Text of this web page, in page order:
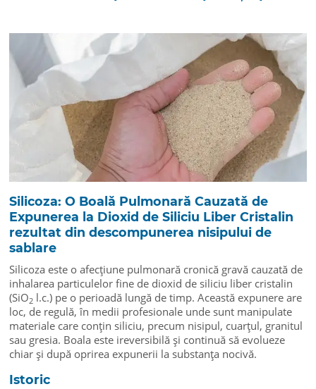
Silicoza: O Boală Pulmonară Cauzată de
Expunerea la Dioxid de Siliciu Liber Cristalin
rezultat din descompunerea nisipului de
sablare
Silicoza este o afecțiune pulmonară cronică gravă cauzată de
inhalarea particulelor fine de dioxid de siliciu liber cristalin
(SiO2 l.c.) pe o perioadă lungă de timp. Această expunere are
loc, de regulă, în medii profesionale unde sunt manipulate
materiale care conțin siliciu, precum nisipul, cuarțul, granitul
sau gresia. Boala este ireversibilă și continuă să evolueze
chiar și după oprirea expunerii la substanța nocivă.
Istoric